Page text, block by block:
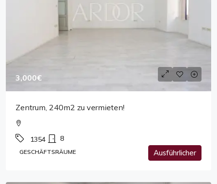
3,000€
Zentrum, 240m2 zu vermieten!
1354 8
GESCHÄFTSRÄUME Ausführlicher